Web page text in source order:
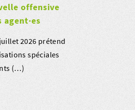
offensive
2026 prétend
spéciales
(…)